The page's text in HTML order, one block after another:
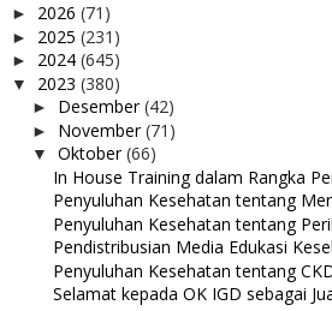
► 2026 (71)
► 2025 (231)
► 2024 (645)
▼ 2023 (380)
► Desember(42)
► November(71)
▼ Oktober(66)
In House Training dalam Rangka
Penyuluhan Kesehatan tentang
Penyuluhan Kesehatan tentang
Pendistribusian Media Edukasi
Penyuluhan Kesehatan tentang
Selamat kepada OK IGD sebagai